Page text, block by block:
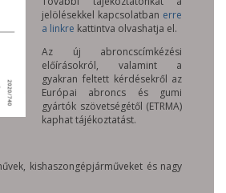
jelölésekkel kapcsolatban erre
a linkre kattintva olvashatja el.
Az új abroncscímkézési
előírásokról, valamint a
gyakran feltett kérdésekről az
Európai abroncs és gumi
gyártók szövetségétől (ETRMA)
kaphat tájékoztatást.
kishaszongépjárműveket és nagy